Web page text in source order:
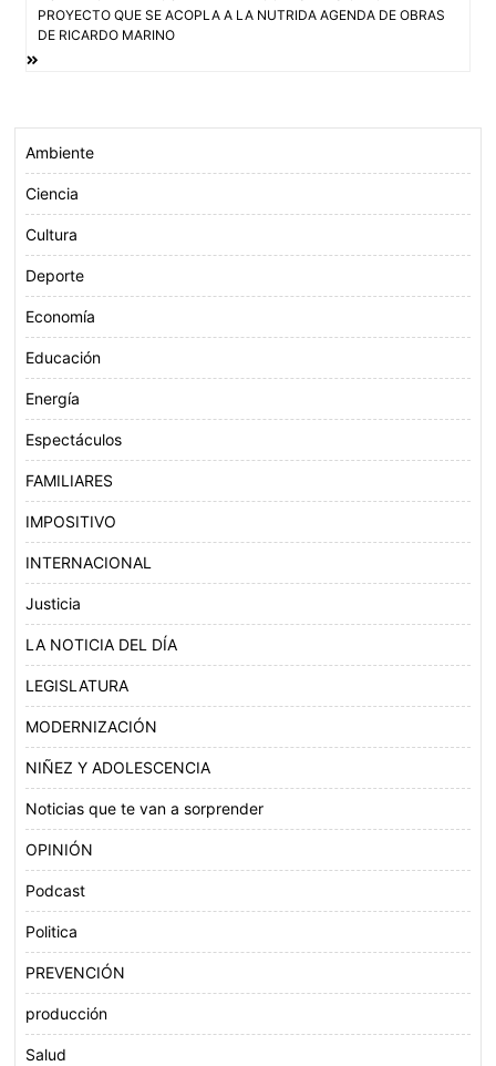
k p
entradas
PROYECTO QUE SE ACOPLA A LA NUTRIDA AGENDA DE OBRAS
DE RICARDO MARINO
Ambiente
Ciencia
Cultura
Deporte
Economía
Educación
Energía
Espectáculos
FAMILIARES
IMPOSITIVO
INTERNACIONAL
Justicia
LA NOTICIA DEL DÍA
LEGISLATURA
MODERNIZACIÓN
NIÑEZ Y ADOLESCENCIA
Noticias que te van a sorprender
OPINIÓN
Podcast
Politica
PREVENCIÓN
producción
Salud